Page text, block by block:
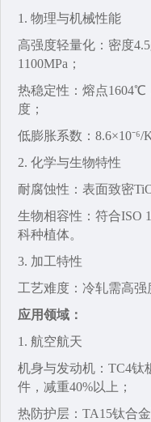
1. 物理与机械性能‌
高强度轻量化‌：密度
1100MPa；
热稳定性‌：熔点1604℃
度；
低膨胀系数‌：8.6×10⁻⁶/
2. 化学与生物特性‌
耐腐蚀性‌：表面致密
生物相容性‌：符合ISO
科种植体。
3. 加工特性‌
工艺难度‌：冷轧需高强
应用领域：
1. 航空航天‌
机身与发动机‌：TC4钛
件，减重40%以上；
热防护层‌：TA15钛合